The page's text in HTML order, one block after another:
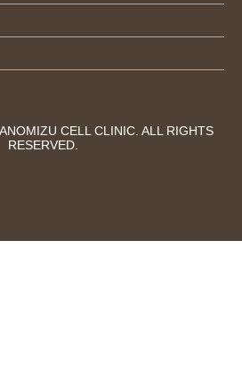
CELL CLINIC. ALL RIGHTS
RESERVED.